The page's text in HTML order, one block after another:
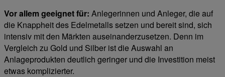
Vor allem geeignet für: Anlegerinnen und Anleger, die auf
die Knappheit des Edelmetalls setzen und bereit sind, sich
intensiv mit den Märkten auseinanderzusetzen. Denn im
Vergleich zu Gold und Silber ist die Auswahl an
Anlageprodukten deutlich geringer und die Investition meist
etwas komplizierter.